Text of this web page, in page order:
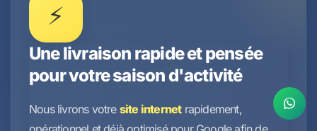
⚡
Une livraison rapide et pensée
pour votre saison d'activité
Nous livrons votre site internetrapidement,